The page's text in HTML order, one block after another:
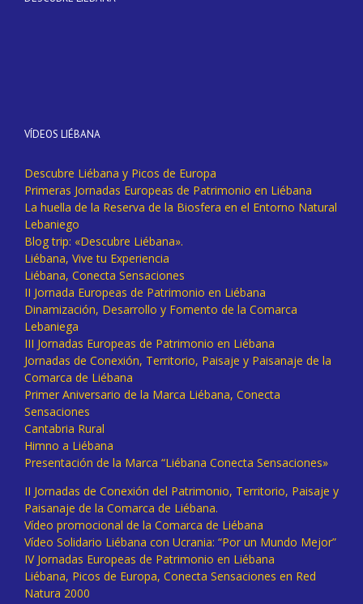
VÍDEOS LIÉBANA
Descubre Liébana y Picos de Europa
Primeras Jornadas Europeas de Patrimonio en Liébana
La huella de la Reserva de la Biosfera en el Entorno Natural
Lebaniego
Blog trip: «Descubre Liébana».
Liébana, Vive tu Experiencia
Liébana, Conecta Sensaciones
II Jornada Europeas de Patrimonio en Liébana
Dinamización, Desarrollo y Fomento de la Comarca
Lebaniega
III Jornadas Europeas de Patrimonio en Liébana
Jornadas de Conexión, Territorio, Paisaje y Paisanaje de la
Comarca de Liébana
Primer Aniversario de la Marca Liébana, Conecta
Sensaciones
Cantabria Rural
Himno a Liébana
Presentación de la Marca “Liébana Conecta Sensaciones»
II Jornadas de Conexión del Patrimonio, Territorio, Paisaje y
Paisanaje de la Comarca de Liébana.
Vídeo promocional de la Comarca de Liébana
Vídeo Solidario Liébana con Ucrania: “Por un Mundo Mejor”
IV Jornadas Europeas de Patrimonio en Liébana
Liébana, Picos de Europa, Conecta Sensaciones en Red
Natura 2000